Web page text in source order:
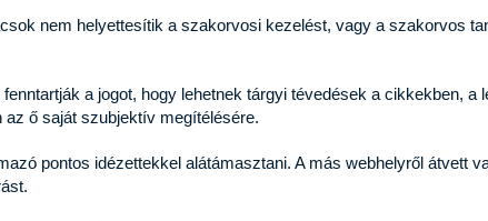
nem helyettesítik a szakorvosi kezelést, vagy a szakorvos
a jogot, hogy lehetnek tárgyi tévedések a cikkekben, a
ő saját szubjektív megítélésére.
pontos idézettekkel alátámasztani. A más webhelyről átvett